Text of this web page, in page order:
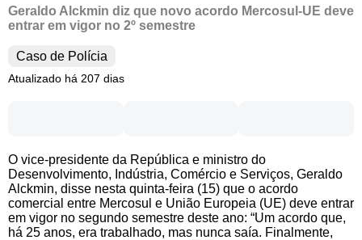
Geraldo Alckmin diz que novo acordo Mercosul-UE deve
entrar em vigor no 2º semestre
Caso de Polícia
Atualizado há 207 dias
O vice-presidente da República e ministro do
Desenvolvimento, Indústria, Comércio e Serviços, Geraldo
Alckmin, disse nesta quinta-feira (15) que o acordo
comercial entre Mercosul e União Europeia (UE) deve entrar
em vigor no segundo semestre deste ano: “Um acordo que,
há 25 anos, era trabalhado, mas nunca saía. Finalmente,